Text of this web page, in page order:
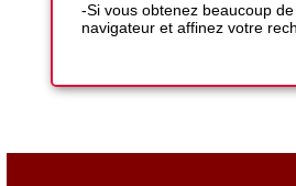
-Si vous obtenez beaucoup
navigateur et affinez votre